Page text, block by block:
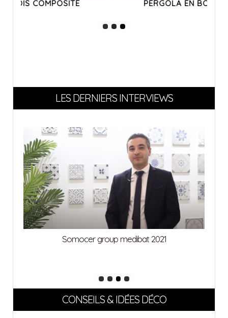
PERGOLA EN BOIS COMPOSITE
LES DERNIERS INTERVIEWS
Somocer group medibat 2021
CONSEILS & IDÉES DÉCO